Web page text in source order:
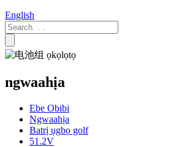
English
ngwaahịa
Ebe Obibi
Ngwaahịa
Batrị ụgbọ golf
51.2V